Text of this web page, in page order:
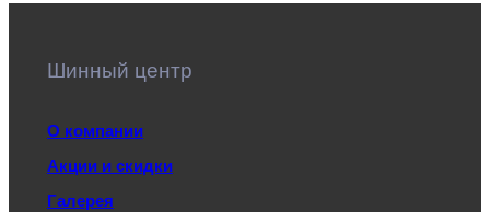
Шинный центр
О компании
Акции и скидки
Галерея